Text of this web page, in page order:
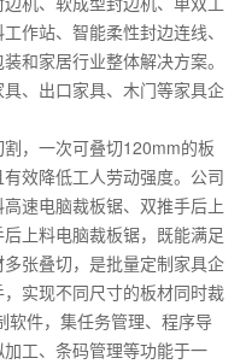
作站、智能柔性封边连线、
和家居行业整体解决方案。
、出口家具、木门等家具企
，一次可叠切120mm的板
效降低工人劳动强度。公司
速电脑裁板锯、双推手后上
上料电脑裁板锯，既能满足
张叠切，是批量定制家具企
实现不同尺寸的板材同时裁
软件，集任务管理、程序导
工、条码管理等功能于一